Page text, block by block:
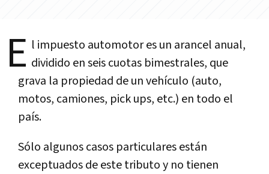
E l impuesto automotor es un arancel anual,
dividido en seis cuotas bimestrales, que
grava la propiedad de un vehículo (auto,
motos, camiones, pick ups, etc.) en todo el
país.
Sólo algunos casos particulares están
exceptuados de este tributo y no tienen